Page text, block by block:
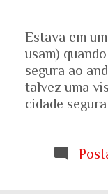
Estava em
usam)
segura ao
talvez uma
cidade
Locomotiva,